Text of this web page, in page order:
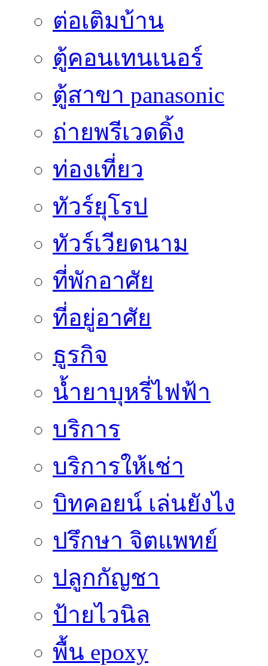
ต่อเติมบ้าน
ตู้คอนเทนเนอร์
ตู้สาขา panasonic
ถ่ายพรีเวดดิ้ง
ท่องเที่ยว
ทัวร์ยุโรป
ทัวร์เวียดนาม
ที่พักอาศัย
ที่อยู่อาศัย
ธูรกิจ
น้ำยาบุหรี่ไฟฟ้า
บริการ
บริการให้เช่า
บิทคอยน์ เล่นยังไง
ปรึกษา จิตแพทย์
ปลูกกัญชา
ป้ายไวนิล
พื้น epoxy